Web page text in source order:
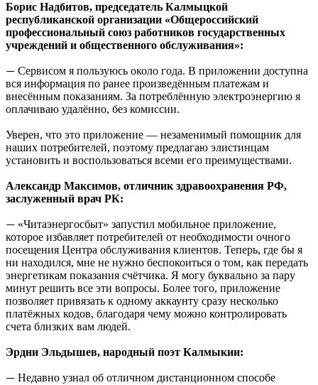
Борис Надбитов, председатель Калмыцкой
республиканской организации «Общероссийский
профессиональный союз работников государственных
учреждений и общественного обслуживания»:
— Сервисом я пользуюсь около года. В приложении доступна
вся информация по ранее произведённым платежам и
внесённым показаниям. За потреблённую электроэнергию я
оплачиваю удалённо, без комиссии.
Уверен, что это приложение — незаменимый помощник для
наших потребителей, поэтому предлагаю элистинцам
установить и воспользоваться всеми его преимуществами.
Александр Максимов, отличник здравоохранения РФ,
заслуженный врач РК:
— «Читаэнергосбыт» запустил мобильное приложение,
которое избавляет потребителей от необходимости очного
посещения Центра обслуживания клиентов. Теперь, где бы я
ни находился, мне не нужно беспокоиться о том, как передать
энергетикам показания счётчика. Я могу буквально за пару
минут решить все эти вопросы. Более того, приложение
позволяет привязать к одному аккаунту сразу несколько
платёжных кодов, благодаря чему можно контролировать
счета близких вам людей.
Эрдни Эльдышев, народный поэт Калмыкии:
— Недавно узнал об отличном дистанционном способе